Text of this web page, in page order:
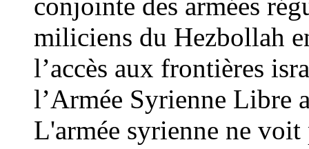
conjointe des armées
miliciens du Hezbollah
l’accès aux frontières
l’Armée Syrienne Libre
L'armée syrienne ne